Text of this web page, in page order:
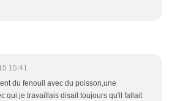
15:41
du fenouil avec du poisson,une
qui je travaillais disait toujours qu'il fallait